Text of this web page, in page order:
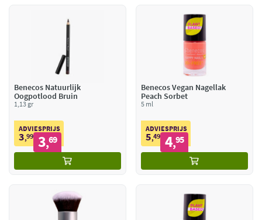
Benecos Natuurlijk
Oogpotlood Bruin
1,13 gr
ADVIESPRIJS
3,99 3,69
Benecos Vegan Nagellak
Peach Sorbet
5 ml
ADVIESPRIJS
5,49 4,95